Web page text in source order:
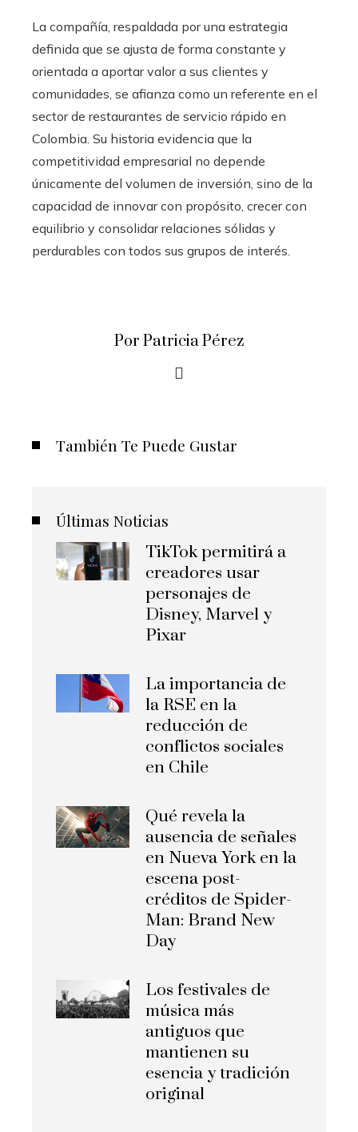
La compañía, respaldada por una estrategia
definida que se ajusta de forma constante y
orientada a aportar valor a sus clientes y
comunidades, se afianza como un referente en el
sector de restaurantes de servicio rápido en
Colombia. Su historia evidencia que la
competitividad empresarial no depende
únicamente del volumen de inversión, sino de la
capacidad de innovar con propósito, crecer con
equilibrio y consolidar relaciones sólidas y
perdurables con todos sus grupos de interés.
Por Patricia Pérez
También Te Puede Gustar
Últimas Noticias
TikTok permitirá a
creadores usar
personajes de
Disney, Marvel y
Pixar
La importancia de
la RSE en la
reducción de
conflictos sociales
en Chile
Qué revela la
ausencia de señales
en Nueva York en la
escena post-
créditos de Spider-
Man: Brand New
Day
Los festivales de
música más
antiguos que
mantienen su
esencia y tradición
original